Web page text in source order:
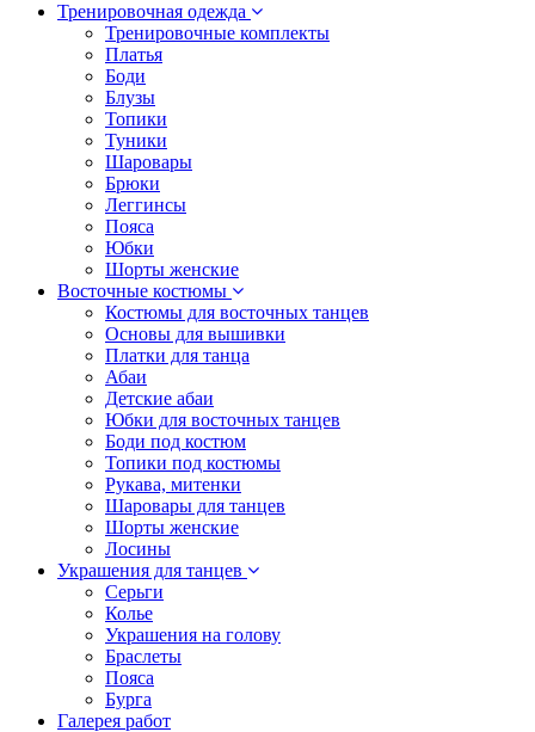
Тренировочная одежда
Тренировочные комплекты
Платья
Боди
Блузы
Топики
Туники
Шаровары
Брюки
Леггинсы
Пояса
Юбки
Шорты женские
Восточные костюмы
Костюмы для восточных танцев
Основы для вышивки
Платки для танца
Абаи
Детские абаи
Юбки для восточных танцев
Боди под костюм
Топики под костюмы
Рукава, митенки
Шаровары для танцев
Шорты женские
Лосины
Украшения для танцев
Серьги
Колье
Украшения на голову
Браслеты
Пояса
Бурга
Галерея работ